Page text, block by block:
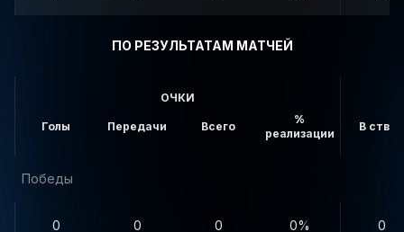
ПО РЕЗУЛЬТАТАМ МАТЧЕЙ
ОЧКИ
Голы Передачи Всего
%
реализации
В створ
Победы
0 0 0 0% 0